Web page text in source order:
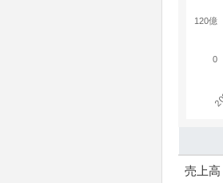
0
120億
売上高